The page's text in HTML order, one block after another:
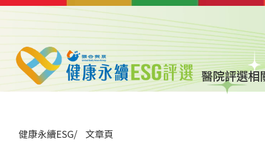
醫院評選相
健康永續ESG 文章頁